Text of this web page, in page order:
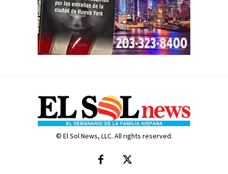
© El Sol News, LLC. All rights reserved.